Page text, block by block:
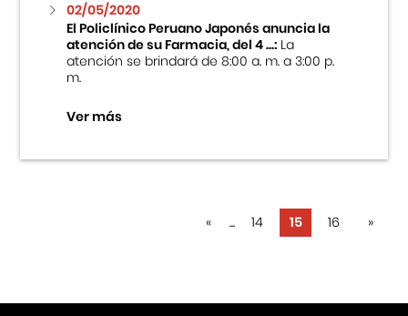
02/05/2020
El Policlínico Peruano Japonés anuncia la
atención de su Farmacia, del 4 ...:La
atención se brindará de 8:00 a. m. a 3:00 p.
m.
Ver más
« ... 14 15 16 »